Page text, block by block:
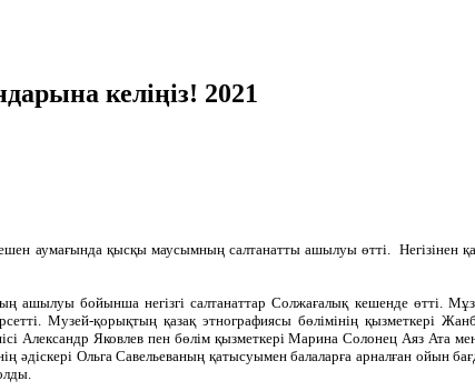
келіңіз! 2021
аумағында қысқы маусымның салтанатты ашылуы өтті.
ашылуы бойынша негізгі салтанаттар Солжағалық кешенде өтті.
Музей-қорықтың қазақ этнографиясы бөлімінің қызметкері
Александр Яковлев пен бөлім қызметкері Марина Солонец Аяз Ата
әдіскері Ольга Савельеваның қатысуымен балаларға арналған ойын